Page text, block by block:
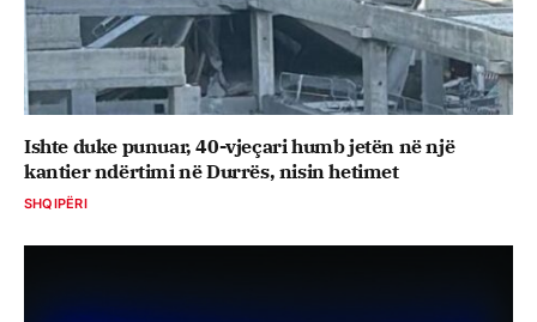
Ishte duke punuar, 40-vjeçari humb jetën në një
kantier ndërtimi në Durrës, nisin hetimet
SHQIPËRI